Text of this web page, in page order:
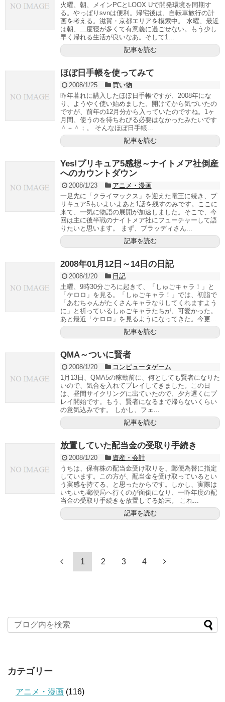
火曜、朝、メインPCとLOOX Uで開発環境を同期す
る。やっぱりsvnは便利。帰宅後は、自転車旅行の計
画を考える。滋賀・京都エリアを模索中。 水曜、最近
は朝、二度寝が多くて有意義に過ごせない。もう少し
早く帰れる生活が良いなあ。そして1...
記事を読む
ほぼ日手帳を使ってみて
2008/1/25
買い物
昨年暮れに購入したほぼ日手帳ですが、2008年にな
り、ようやく使い始めました。開けてから気づいたの
ですが、前年の12月分から入っていたのですね。1ヶ
月間、使うのを待ちわびる必要はなかったみたいです
＾－＾；。 そんなほぼ日手帳...
記事を読む
Yes!プリキュア5感想～ナイトメア社倒産
へのカウントダウン
2008/1/23
アニメ・漫画
一足先に「クライマックス」を迎えた電王に続き、プ
リキュア5もいよいよあと1話を残すのみです。ここに
来て、一気に物語の展開が加速しました。そこで、今
回は主に後半戦のナイトメア社にフューチャーして語
りたいと思います。 まず、ブラッディさん...
記事を読む
2008年01月12日～14日の日記
2008/1/20
日記
土曜、9時30分ごろに起きて、「しゅごキャラ！」と
「ケロロ」を見る。「しゅごキャラ！」では、初詣で
「あむちゃんがたくさんキャラなりしてくれますよう
に」と祈っているしゅごキャラたちが、可愛かった。
あと最近「ケロロ」を見るようになってきた。今更...
記事を読む
QMA～ついに賢者
2008/1/20
コンピュータゲーム
1月13日、QMA5の稼動前に、何としても賢者になりた
いので、気合を入れてプレイしてきました。この日
は、昼間サイクリングに出ていたので、夕方遅くにプ
レイ開始です。もう、賢者になるまで帰らないくらい
の意気込みです。 しかし、フェ...
記事を読む
放置していた配当金の受取り手続き
2008/1/20
資産・会計
うちは、保有株の配当金受け取りを、郵便為替に指定
しています。この方が、配当金を受け取っているとい
う実感を持てる、と思ったからです。しかし、実際は
いちいち郵便局へ行くのが面倒になり、一昨年度の配
当金の受取り手続きを放置してる始末。 これ...
記事を読む
1 2 3 4
カテゴリー
アニメ・漫画 (116)